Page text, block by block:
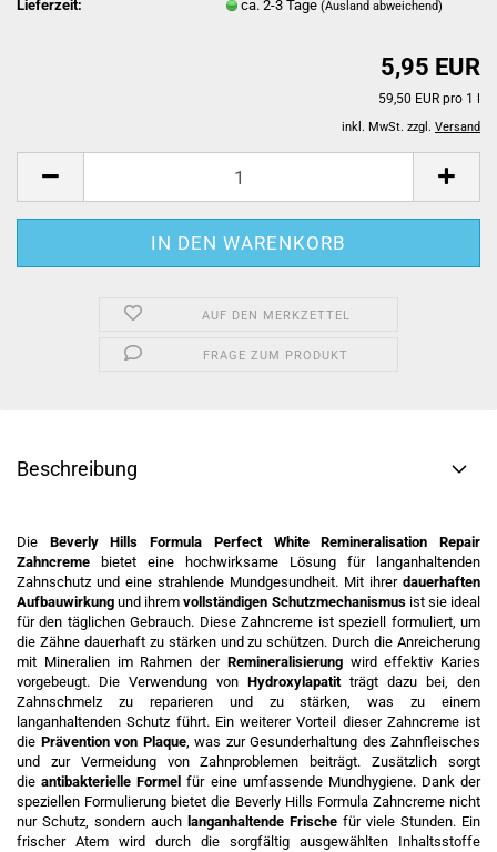
Lieferzeit:
ca. 2-3 Tage(Ausland abweichend)
5,95 EUR
59,50 EUR pro 1 l
inkl. MwSt. zzgl. Versand
AUF DEN MERKZETTEL
FRAGE ZUM PRODUKT
Beschreibung
Die Beverly Hills Formula Perfect White Remineralisation Repair
Zahncreme bietet eine hochwirksame Lösung für langanhaltenden
Zahnschutz und eine strahlende Mundgesundheit. Mit ihrer dauerhaften
Aufbauwirkung und ihremvollständigen Schutzmechanismusist sie ideal
für den täglichen Gebrauch. Diese Zahncreme ist speziell formuliert, um
die Zähne dauerhaft zu stärken und zu schützen. Durch die Anreicherung
mit Mineralien im Rahmen der Remineralisierungwird effektiv Karies
vorgebeugt. Die Verwendung von Hydroxylapatitträgt dazu bei, den
Zahnschmelz zu reparieren und zu stärken, was zu einem
langanhaltenden Schutz führt. Ein weiterer Vorteil dieser Zahncreme ist
die Prävention von Plaque, was zur Gesunderhaltung des Zahnfleisches
und zur Vermeidung von Zahnproblemen beiträgt. Zusätzlich sorgt
dieantibakterielle Formel für eine umfassende Mundhygiene. Dank der
speziellen Formulierung bietet die Beverly Hills Formula Zahncreme nicht
nur Schutz, sondern auch langanhaltende Frische für viele Stunden. Ein
frischer Atem wird durch die sorgfältig ausgewählten Inhaltsstoffe